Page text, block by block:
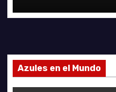
Azules en el Mundo